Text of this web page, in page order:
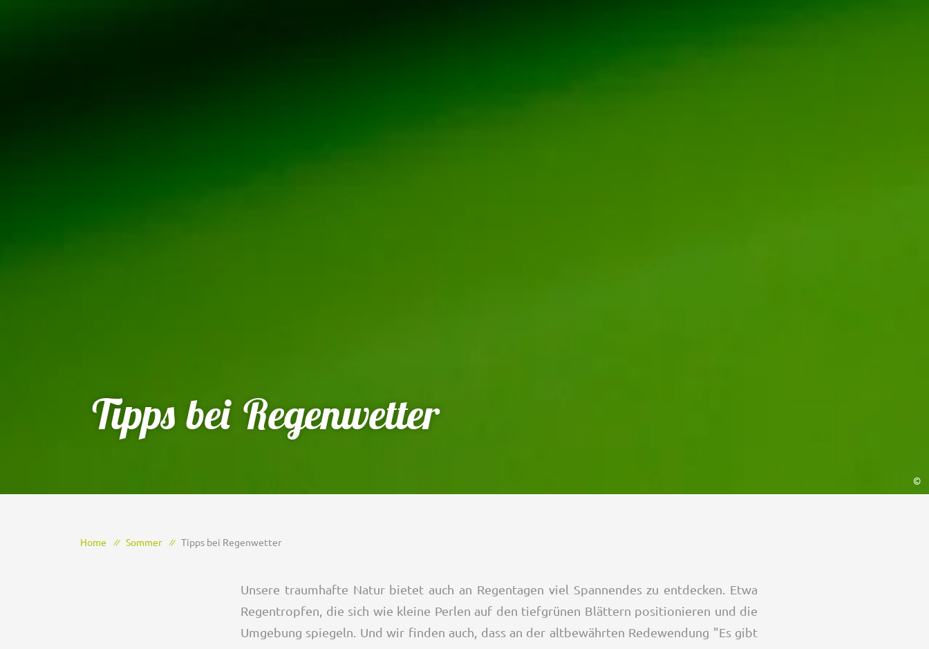
©
Tipps bei Regenwetter
Home Sommer Tipps bei Regenwetter
Unsere traumhafte Natur bietet auch an Regentagen viel Spannendes zu entdecken. Etwa
Regentropfen, die sich wie kleine Perlen auf den tiefgrünen Blättern positionieren und die
Umgebung spiegeln. Und wir finden auch, dass an der altbewährten Redewendung "Es gibt